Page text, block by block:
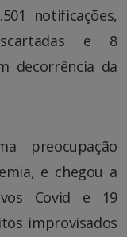
notificações,
e 8
decorrência da
preocupação
e chegou a
Covid e 19
improvisados